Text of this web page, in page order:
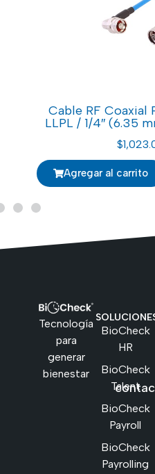
Cable RF Coaxial
LLPL / 1/4″ (6.35
dBc / 0-6 GHz /
$
Agregar al carrito
Tecnología
para
generar
bienestar
BioCheck
HR
BioCheck
Talent
BioCheck
Payroll
BioCheck
Payrolling